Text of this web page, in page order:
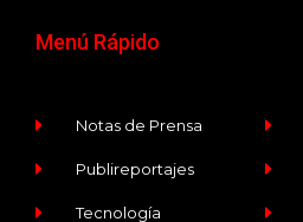
Menú Rápido
Notas de Prensa
Publireportajes
Tecnología